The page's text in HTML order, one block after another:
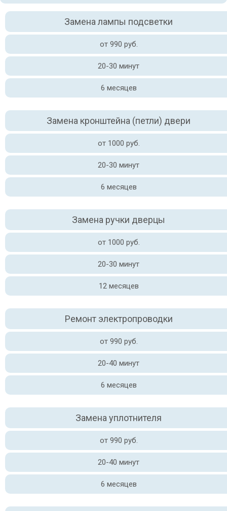
Замена лампы подсветки
от 990 руб.
20-30 минут
6 месяцев
Замена кронштейна (петли) двери
от 1000 руб.
20-30 минут
6 месяцев
Замена ручки дверцы
от 1000 руб.
20-30 минут
12 месяцев
Ремонт электропроводки
от 990 руб.
20-40 минут
6 месяцев
Замена уплотнителя
от 990 руб.
20-40 минут
6 месяцев